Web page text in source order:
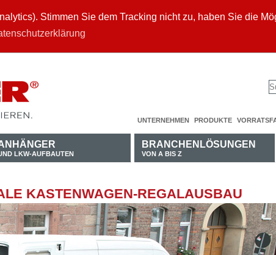
Stimmen Sie dem Tracking nicht zu, haben Sie die
UNTERNEHMEN PRODUKTE
LKW-AUFBAUTEN
BRANCHENLÖSUNGEN
VON A BIS Z
KASTENWAGEN-REGALAUSBAU